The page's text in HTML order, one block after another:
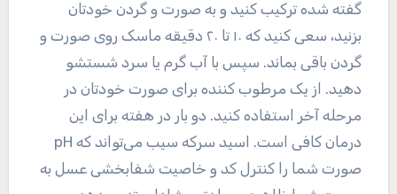
گفته شده ترکیب کنید و به صورت و گردن خودتان
بزنید، سعی کنید که ۱۰ تا ۲۰ دقیقه ماسک روی صورت و
گردن باقی بماند. سپس با آب گرم یا سرد شستشو
دهید. از یک مرطوب کننده برای صورت خودتان در
مرحله آخر استفاده کنید. دو بار در هفته برای این
درمان کافی است. اسید سرکه سیب می‌تواند که pH
صورت شما را کنترل کد و خاصیت شفابخشی عسل به